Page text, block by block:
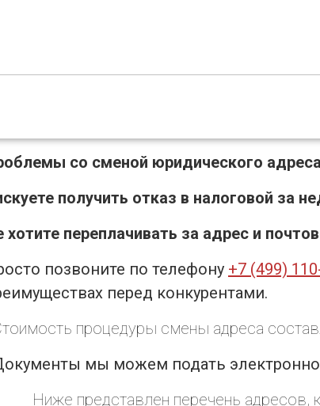
со сменой юридического
получить отказ в налоговой за
хотите переплачивать за адрес и
позвоните по телефону +7 (499)
перед конкурентами.
процедуры смены адреса
мы можем подать
Ниже представлен перечень